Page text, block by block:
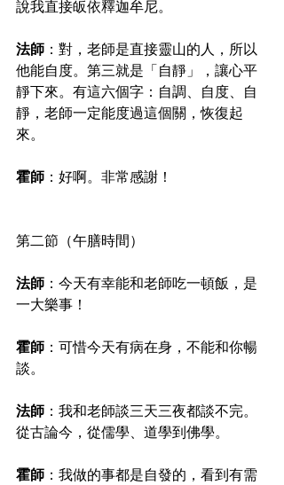
說我直接皈依釋迦牟尼。
法師 ：對，老師是直接靈山的人，所以
他能自度。第三就是「自靜」，讓心平
靜下來。有這六個字：自調、自度、自
靜，老師一定能度過這個關，恢復起
來。
霍師 ：好啊。非常感謝！
第二節（午膳時間）
法師 ：今天有幸能和老師吃一頓飯，是
一大樂事！
霍師 ：可惜今天有病在身，不能和你暢
談。
法師 ：我和老師談三天三夜都談不完。
從古論今，從儒學、道學到佛學。
霍師 ：我做的事都是自發的，看到有需